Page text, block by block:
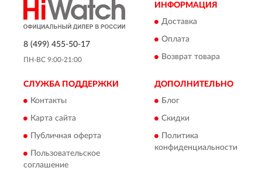
8 (499) 455-50-17
ПН-ВС 9:00-21:00
ИНФОРМАЦИЯ
Доставка
Оплата
Возврат товара
СЛУЖБА ПОДДЕРЖКИ
Контакты
Карта сайта
Публичная оферта
Пользовательское
соглашение
ДОПОЛНИТЕЛЬНО
Блог
Скидки
Политика
конфиденциальности